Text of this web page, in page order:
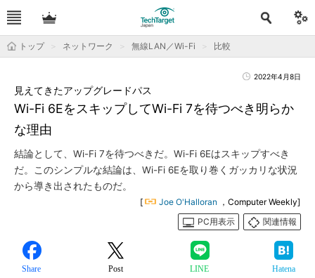
トップ ネットワーク 無線LAN／Wi-Fi 比較
2022年4月8日
Wi-Fi 6EをスキップしてWi-Fi 7を待つべき明らか
な理由
見えてきたアップグレードパス
結論として、Wi-Fi 7を待つべきだ。Wi-Fi 6Eはスキップすべき
だ。このシンプルな結論は、Wi-Fi 6Eを取り巻くガッカリな状況
から導き出されたものだ。
[ Joe O'Halloran ，Computer Weekly]
PC用表示
関連情報
Share Post LINE Hatena